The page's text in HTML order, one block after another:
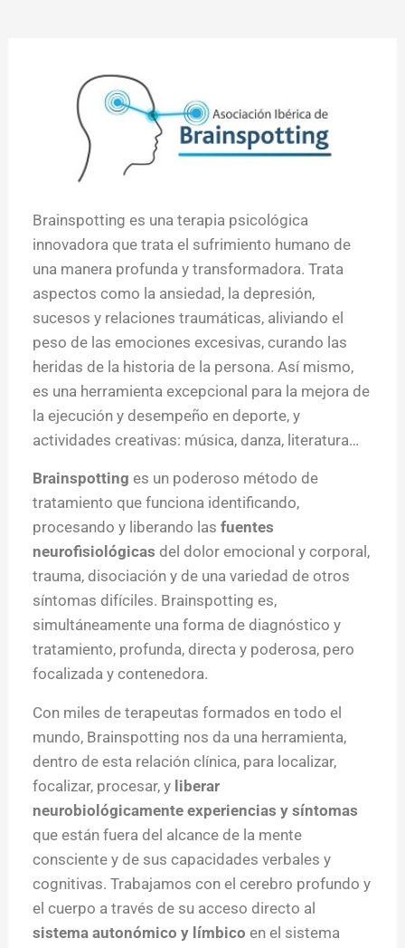
Brainspotting es una terapia psicológica
innovadora que trata el sufrimiento humano de
una manera profunda y transformadora. Trata
aspectos como la ansiedad, la depresión,
sucesos y relaciones traumáticas, aliviando el
peso de las emociones excesivas, curando las
heridas de la historia de la persona. Así mismo,
es una herramienta excepcional para la mejora de
la ejecución y desempeño en deporte, y
actividades creativas: música, danza, literatura…
Brainspotting es un poderoso método de
tratamiento que funciona identificando,
procesando y liberando lasfuentes
neurofisiológicas del dolor emocional y corporal,
trauma, disociación y de una variedad de otros
síntomas difíciles. Brainspotting es,
simultáneamente una forma de diagnóstico y
tratamiento, profunda, directa y poderosa, pero
focalizada y contenedora.
Con miles de terapeutas formados en todo el
mundo, Brainspotting nos da una herramienta,
dentro de esta relación clínica, para localizar,
focalizar, procesar, y liberar
neurobiológicamente experiencias y síntomas
que están fuera del alcance de la mente
consciente y de sus capacidades verbales y
cognitivas. Trabajamos con el cerebro profundo y
el cuerpo a través de su acceso directo al
sistema autonómico y límbico en el sistema